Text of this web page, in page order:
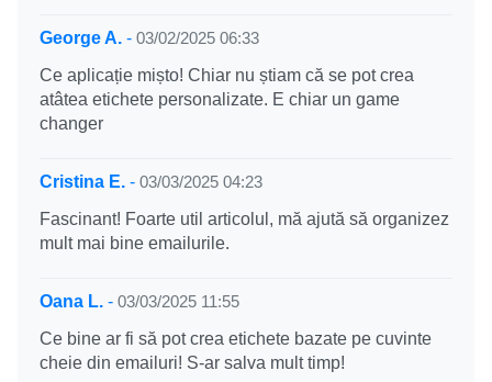
George A. - 03/02/2025 06:33
Ce aplicație mișto! Chiar nu știam că se pot crea
atâtea etichete personalizate. E chiar un game
changer
Cristina E. - 03/03/2025 04:23
Fascinant! Foarte util articolul, mă ajută să organizez
mult mai bine emailurile.
Oana L. - 03/03/2025 11:55
Ce bine ar fi să pot crea etichete bazate pe cuvinte
cheie din emailuri! S-ar salva mult timp!